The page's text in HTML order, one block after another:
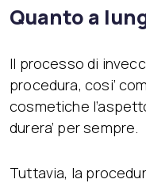
Quanto a
Il processo di
procedura, cosi’
cosmetiche
durera’ per sempre.
Tuttavia, la